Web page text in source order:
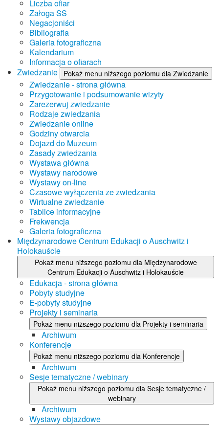
Liczba ofiar
Załoga SS
Negacjoniści
Bibliografia
Galeria fotograficzna
Kalendarium
Informacja o ofiarach
Zwiedzanie
Pokaż menu niższego poziomu dla Zwiedzanie
Zwiedzanie - strona główna
Przygotowanie i podsumowanie wizyty
Zarezerwuj zwiedzanie
Rodzaje zwiedzania
Zwiedzanie online
Godziny otwarcia
Dojazd do Muzeum
Zasady zwiedzania
Wystawa główna
Wystawy narodowe
Wystawy on-line
Czasowe wyłączenia ze zwiedzania
Wirtualne zwiedzanie
Tablice informacyjne
Frekwencja
Galeria fotograficzna
Międzynarodowe Centrum Edukacji o Auschwitz i
Holokauście
Pokaż menu niższego poziomu dla Międzynarodowe
Centrum Edukacji o Auschwitz i Holokauście
Edukacja - strona główna
Pobyty studyjne
E-pobyty studyjne
Projekty i seminaria
Pokaż menu niższego poziomu dla Projekty i seminaria
Archiwum
Konferencje
Pokaż menu niższego poziomu dla Konferencje
Archiwum
Sesje tematyczne / webinary
Pokaż menu niższego poziomu dla Sesje tematyczne /
webinary
Archiwum
Wystawy objazdowe